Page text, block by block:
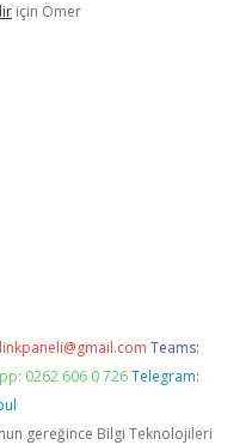
için Ömer
Teams:
0262 606 0 726 Telegram:
gereğince Bilgi Teknolojileri